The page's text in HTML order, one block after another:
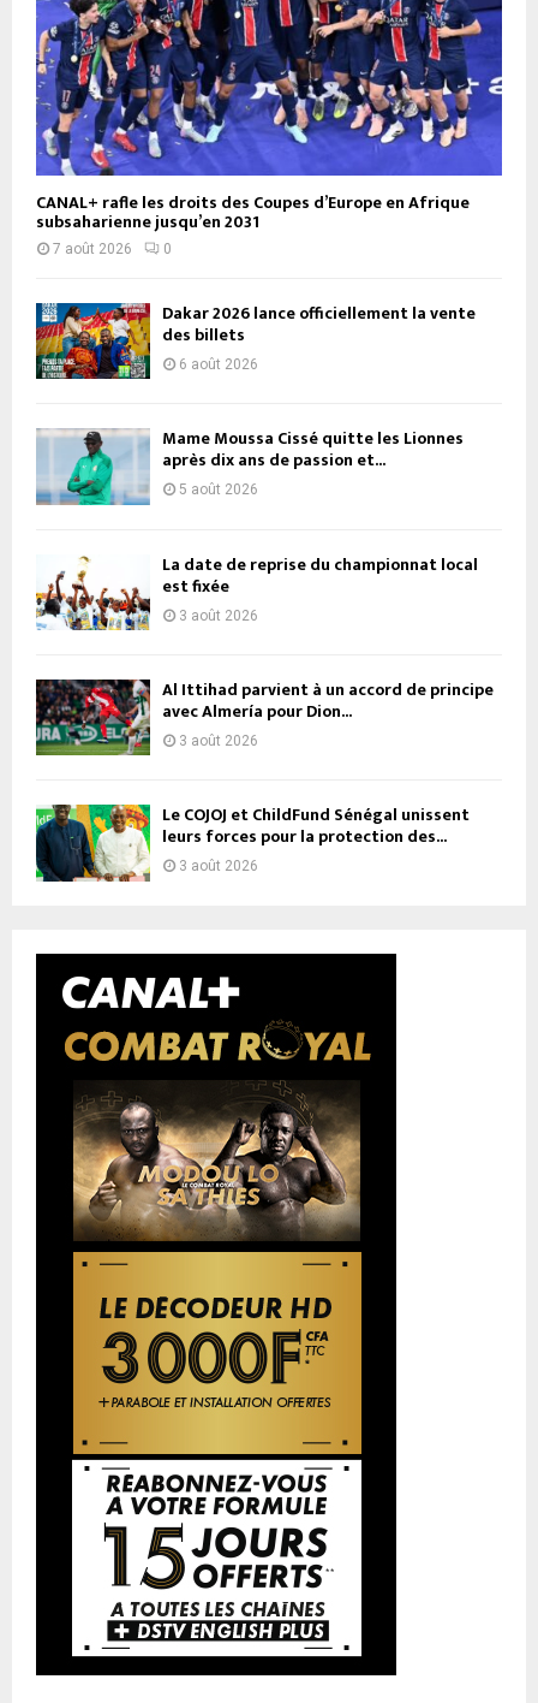
CANAL+ rafle les droits des Coupes d’Europe en Afrique
subsaharienne jusqu’en 2031
7 août 2026 0
Dakar 2026 lance officiellement la vente
des billets
6 août 2026
Mame Moussa Cissé quitte les Lionnes
après dix ans de passion et...
5 août 2026
La date de reprise du championnat local
est fixée
3 août 2026
Al Ittihad parvient à un accord de principe
avec Almería pour Dion...
3 août 2026
Le COJOJ et ChildFund Sénégal unissent
leurs forces pour la protection des...
3 août 2026